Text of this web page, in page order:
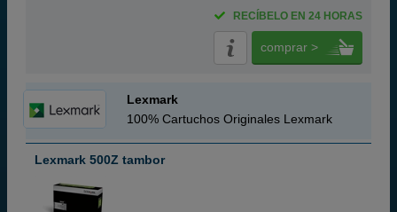
RECÍBELO EN 24 HORAS
comprar >
Lexmark
100% Cartuchos Originales Lexmark
Lexmark 500Z tambor